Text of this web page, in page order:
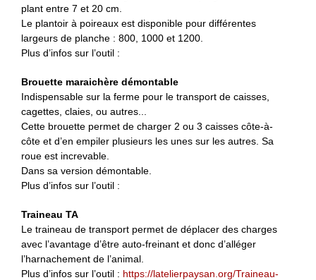
plant entre 7 et 20 cm.
Le plantoir à poireaux est disponible pour différentes
largeurs de planche : 800, 1000 et 1200.
Plus d’infos sur l’outil :
Brouette maraichère démontable
Indispensable sur la ferme pour le transport de caisses,
cagettes, claies, ou autres...
Cette brouette permet de charger 2 ou 3 caisses côte-à-
côte et d’en empiler plusieurs les unes sur les autres. Sa
roue est increvable.
Dans sa version démontable.
Plus d’infos sur l’outil :
Traineau TA
Le traineau de transport permet de déplacer des charges
avec l’avantage d’être auto-freinant et donc d’alléger
l’harnachement de l’animal.
Plus d’infos sur l’outil : https://latelierpaysan.org/Traineau-